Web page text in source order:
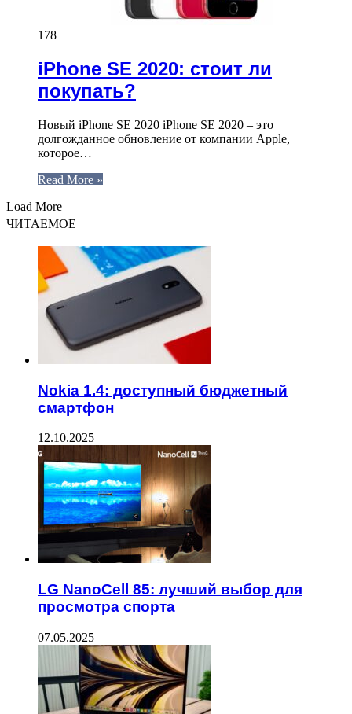
178
iPhone SE 2020: стоит ли
покупать?
Новый iPhone SE 2020 iPhone SE 2020 – это
долгожданное обновление от компании Apple,
которое…
Read More »
Load More
ЧИТАЕМОЕ
Nokia 1.4: доступный бюджетный
смартфон
12.10.2025
LG NanoCell 85: лучший выбор для
просмотра спорта
07.05.2025